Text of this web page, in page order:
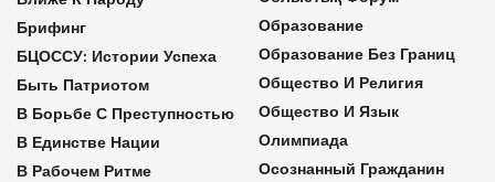
Брифинг
БЦОССУ: Истории Успеха
Быть Патриотом
В Борьбе С Преступностью
В Единстве Нации
В Рабочем Ритме
Образование
Образование Без Границ
Общество И Религия
Общество И Язык
Олимпиада
Осознанный Гражданин